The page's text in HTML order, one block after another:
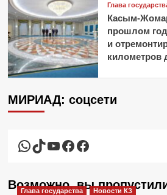
Глава
Касым-
прошлом
и
километров
МИРИАД: соцсети
WhatsApp
TikTok
YouTube
Facebook
Facebook
Возможно, вы
Глава государства Новости КЗ